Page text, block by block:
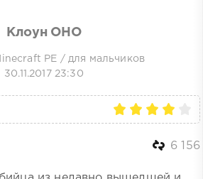
Клоун ОНО
PE / для мальчиков
30.11.2017 23:30
6 156